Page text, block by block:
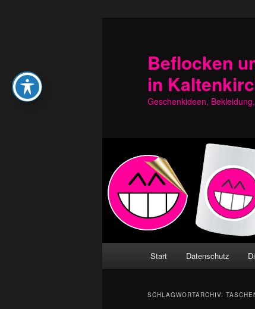
Beflocken
in
Geschenkideen,
Start Datenschutz
SCHLAGWORTARCHIV: